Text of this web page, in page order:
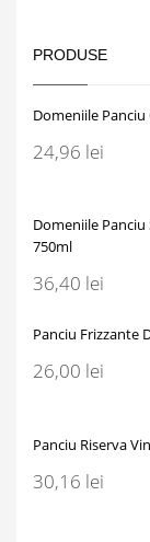
PRODUSE
Domeniile
24,96 lei
Domeniile
750ml
36,40 lei
Panciu Frizzante
26,00 lei
Panciu Riserva
30,16 lei